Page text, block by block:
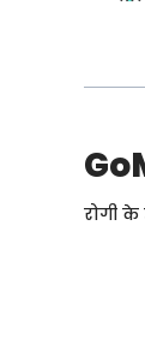
रोगी